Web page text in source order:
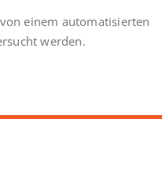
einem automatisierten
werden.